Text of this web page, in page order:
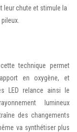
leur chute et stimule la
cette technique permet
en oxygène, et
LED relance ainsi le
lumineux
des changements
va synthétiser plus